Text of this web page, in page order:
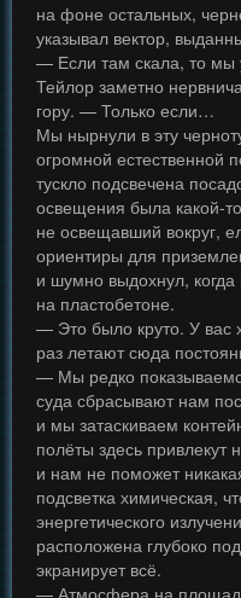
на фоне остальных,
указывал вектор,
— Если там скала, то мы
Тейлор заметно
гору. — Только если…
Мы нырнули в эту
огромной естественной
тускло подсвечена
освещения была какой-
не освещавший вокруг,
ориентиры для
и шумно выдохнул,
на пластобетоне.
— Это было круто. У вас
раз летают сюда
— Мы редко
суда сбрасывают нам
и мы затаскиваем
полёты здесь привлекут
и нам не поможет
подсветка химическая,
энергетического
расположена глубоко
экранирует всё.